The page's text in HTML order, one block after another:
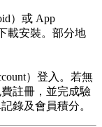
）或 App
載安裝。部分地
）登入。若無
註冊，並完成驗
錄及會員積分。